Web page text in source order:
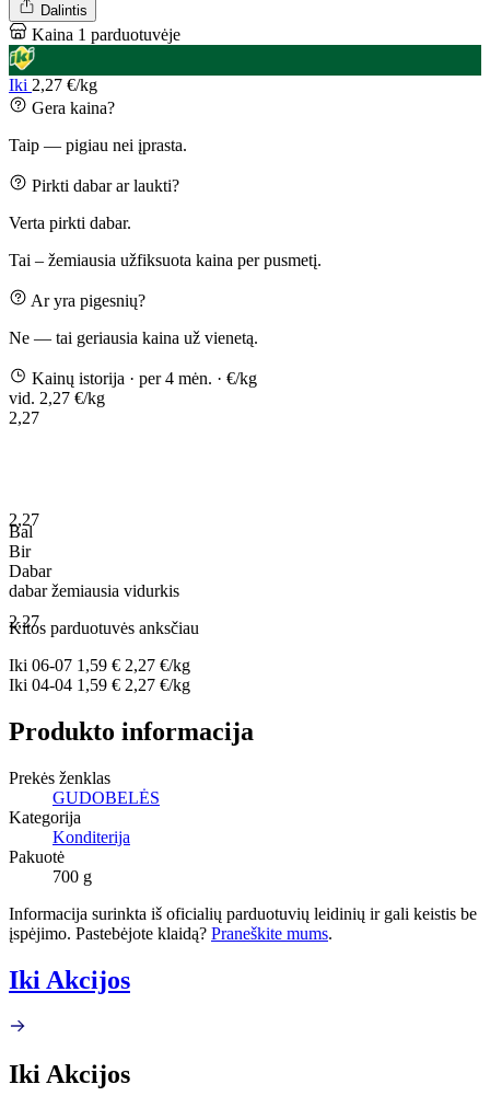
Dalintis
Kaina 1 parduotuvėje
Iki 2,27 €/kg
Gera kaina?
Taip — pigiau nei įprasta.
Pirkti dabar ar laukti?
Verta pirkti dabar.
Tai – žemiausia užfiksuota kaina per pusmetį.
Ar yra pigesnių?
Ne — tai geriausia kaina už vienetą.
Kainų istorija · per 4 mėn. · €/kg
vid. 2,27 €/kg
2,27
2,27
2,27
Bal
Bir
Dabar
dabaržemiausia vidurkis
Kitos parduotuvės anksčiau
Iki 06-07 1,59 € 2,27 €/kg
Iki 04-04 1,59 € 2,27 €/kg
Produkto informacija
Prekės ženklas
GUDOBELĖS
Kategorija
Konditerija
Pakuotė
700 g
Informacija surinkta iš oficialių parduotuvių leidinių ir gali keistis be
įspėjimo. Pastebėjote klaidą? Praneškite mums.
Iki Akcijos
Iki Akcijos